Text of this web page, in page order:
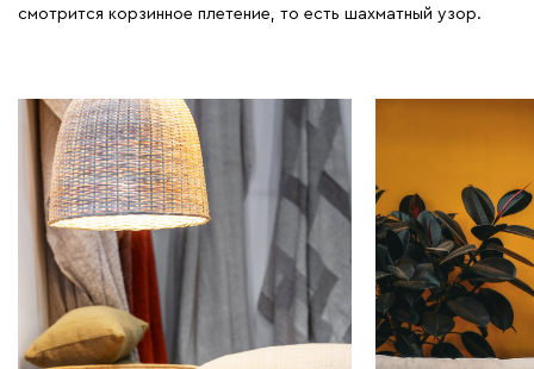
смотрится корзинное плетение, то есть шахматный узор.